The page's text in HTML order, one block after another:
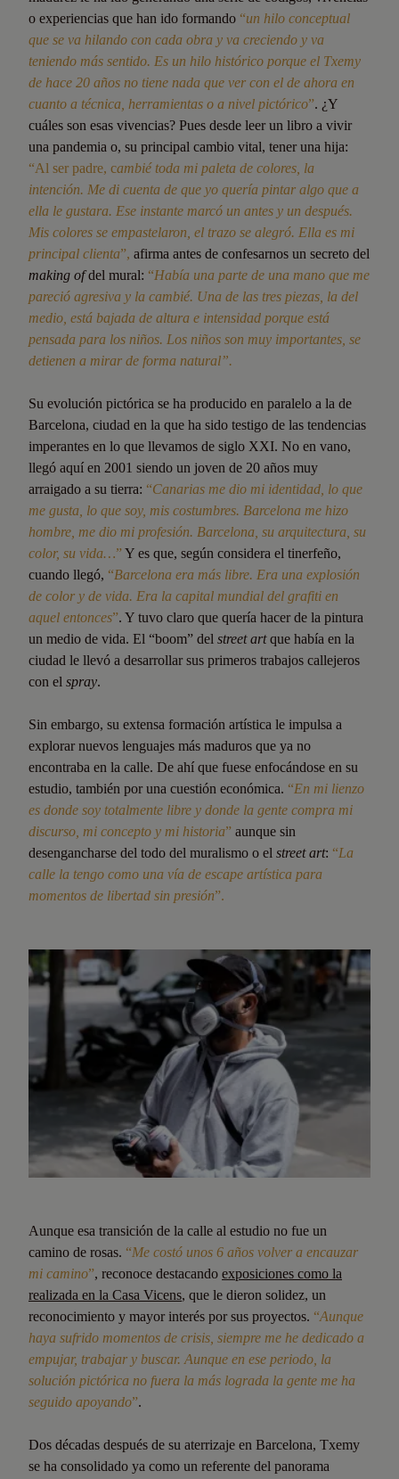
o experiencias que han ido formando “un hilo conceptual
que se va hilando con cada obra y va creciendo y va
teniendo más sentido. Es un hilo histórico porque el Txemy
de hace 20 años no tiene nada que ver con el de ahora en
cuanto a técnica, herramientas o a nivel pictórico”. ¿Y
cuáles son esas vivencias? Pues desde leer un libro a vivir
una pandemia o, su principal cambio vital, tener una hija:
“Al ser padre, cambié toda mi paleta de colores, la
intención. Me di cuenta de que yo quería pintar algo que a
ella le gustara. Ese instante marcó un antes y un después.
Mis colores se empastelaron, el trazo se alegró. Ella es mi
principal clienta”, afirma antes de confesarnos un secreto del
making ofdel mural: “Había una parte de una mano que me
pareció agresiva y la cambié. Una de las tres piezas, la del
medio, está bajada de altura e intensidad porque está
pensada para los niños. Los niños son muy importantes, se
detienen a mirar de forma natural”.
Su evolución pictórica se ha producido en paralelo a la de
Barcelona, ciudad en la que ha sido testigo de las tendencias
imperantes en lo que llevamos de siglo XXI. No en vano,
llegó aquí en 2001 siendo un joven de 20 años muy
arraigado a su tierra: “Canarias me dio mi identidad, lo que
me gusta, lo que soy, mis costumbres. Barcelona me hizo
hombre, me dio mi profesión. Barcelona, su arquitectura, su
color, su vida…”Y es que, según considera el tinerfeño,
cuando llegó, “Barcelona era más libre. Era una explosión
de color y de vida. Era la capital mundial del grafiti en
aquel entonces”. Y tuvo claro que quería hacer de la pintura
un medio de vida. El “boom” del street artque había en la
ciudad le llevó a desarrollar sus primeros trabajos callejeros
con el spray.
Sin embargo, su extensa formación artística le impulsa a
explorar nuevos lenguajes más maduros que ya no
encontraba en la calle. De ahí que fuese enfocándose en su
estudio, también por una cuestión económica. “En mi lienzo
es donde soy totalmente libre y donde la gente compra mi
discurso, mi concepto y mi historia” aunque sin
desengancharse del todo del muralismo o el street art: “La
calle la tengo como una vía de escape artística para
momentos de libertad sin presión”.
Aunque esa transición de la calle al estudio no fue un
camino de rosas. “Me costó unos 6 años volver a encauzar
mi camino”, reconoce destacando exposiciones como la
realizada en la Casa Vicens, que le dieron solidez, un
reconocimiento y mayor interés por sus proyectos. “Aunque
haya sufrido momentos de crisis, siempre me he dedicado a
empujar, trabajar y buscar. Aunque en ese periodo, la
solución pictórica no fuera la más lograda la gente me ha
seguido apoyando”.
Dos décadas después de su aterrizaje en Barcelona, Txemy
se ha consolidado ya como un referente del panorama